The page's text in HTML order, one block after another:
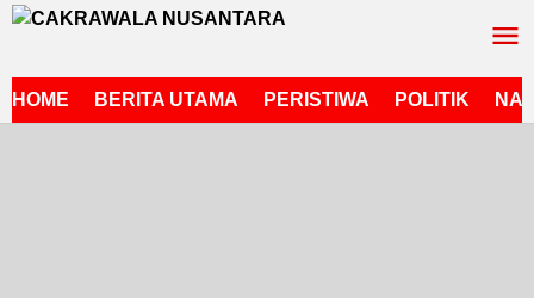
Lewati
HOME
BERITA UTAMA PERISTIWA POLITIK